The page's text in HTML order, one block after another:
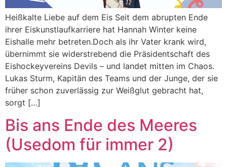
Heißkalte Liebe auf dem Eis Seit dem abrupten Ende
ihrer Eiskunstlaufkarriere hat Hannah Winter keine
Eishalle mehr betreten.Doch als ihr Vater krank wird,
übernimmt sie widerstrebend die Präsidentschaft des
Eishockeyvereins Devils – und landet mitten im Chaos.
Lukas Sturm, Kapitän des Teams und der Junge, der sie
früher schon zuverlässig zur Weißglut gebracht hat,
sorgt […]
Bis ans Ende des Meeres
(Usedom für immer 2)